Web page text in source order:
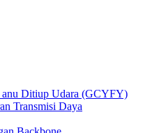
Ditiup Udara (GCYFY)
Transmisi Daya